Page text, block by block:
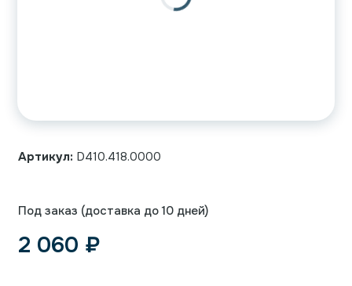
Артикул: D410.418.0000
Под заказ (доставка до 10 дней)
2 060 ₽